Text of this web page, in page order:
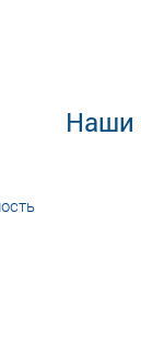
Наши